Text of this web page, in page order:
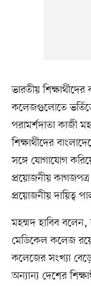
ভারতীয়
কলেজগুলোতে
পরামর্শদাতা কাজী
শিক্ষার্থীদের
সঙ্গে যোগাযোগ
প্রয়োজনীয়
প্রয়োজনীয় দায়িত্ব
মহম্মদ হাবিব বলেন,
মেডিকেল কলেজ
কলেজের সংখ্যা
অন্যান্য দেশের